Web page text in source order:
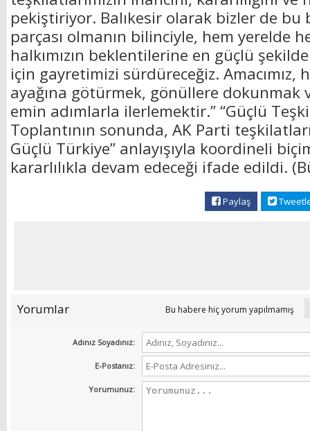
pekiştiriyor. Balıkesir olarak bizler de bu
parçası olmanın bilinciyle, hem yerelde
halkımızın beklentilerine en güçlü
için gayretimizi sürdüreceğiz.
ayağına götürmek, gönüllere dokunmak
emin adımlarla ilerlemektir.” “Güçlü
Toplantının sonunda, AK Parti
Güçlü Türkiye” anlayışıyla koordineli
kararlılıkla devam edeceği ifade edildi.
Paylaş
Yorumlar Bu habere hiç yorum yapılmamış
Adınız Soyadınız:
E-Postanız:
Yorumunuz: